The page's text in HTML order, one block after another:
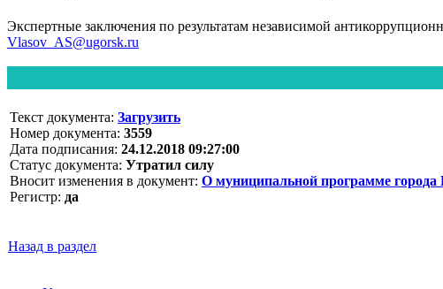
Экспертные заключения по результатам независимой
Vlasov_AS@ugorsk.ru
Текст документа: Загрузить
Номер документа: 3559
Дата подписания: 24.12.2018 09:27:00
Статус документа: Утратил силу
Вносит изменения в документ: О муниципальной программе
Регистр: да
Назад в раздел